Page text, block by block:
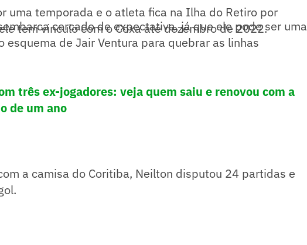
uma temporada e o atleta fica na Ilha do Retiro por
tem vinculo com o Coxa até dezembro de 2022.
cercado de expectativa, já que ele pode ser uma
esquema de Jair Ventura para quebrar as linhas
três ex-jogadores: veja quem saiu e renovou com a
de um ano
a camisa do Coritiba, Neilton disputou 24 partidas e